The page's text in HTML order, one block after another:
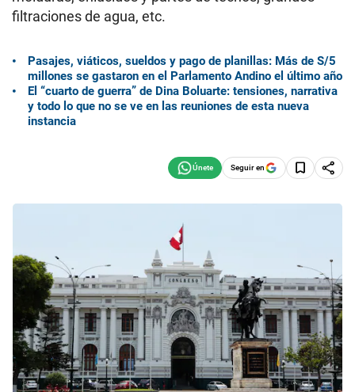
filtraciones de agua, etc.
Pasajes, viáticos, sueldos y pago de planillas: Más de S/5
millones se gastaron en el Parlamento Andino el último año
El “cuarto de guerra” de Dina Boluarte: tensiones, narrativa
y todo lo que no se ve en las reuniones de esta nueva
instancia
Seguir en